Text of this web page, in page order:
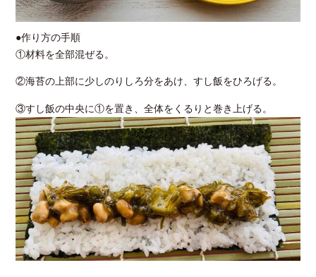
●作り方の手順
①材料を全部混ぜる。
②海苔の上部に少しのりしろ分をあけ、すし飯をひろげる。
③すし飯の中央に①を置き、全体をくるりと巻き上げる。